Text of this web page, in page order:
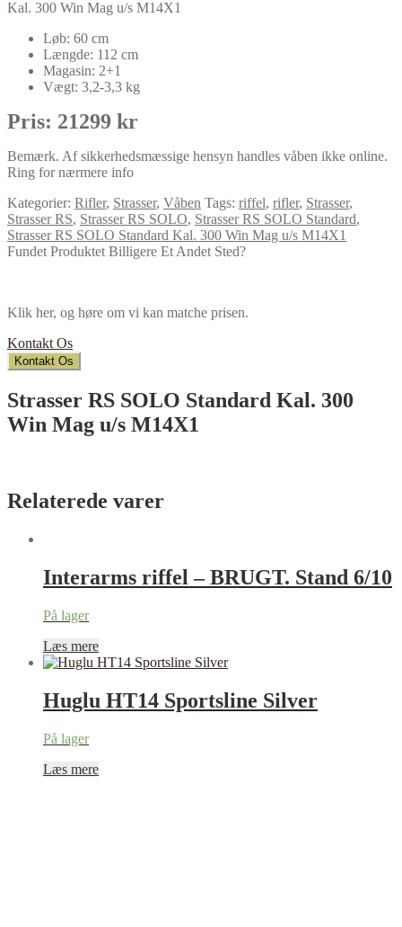
Kal. 300 Win Mag u/s M14X1
Løb: 60 cm
Længde: 112 cm
Magasin: 2+1
Vægt: 3,2-3,3 kg
Pris: 21299 kr
Bemærk. Af sikkerhedsmæssige hensyn handles våben ikke online.
Ring for nærmere info
Kategorier: Rifler, Strasser, Våben Tags: riffel, rifler, Strasser,
Strasser RS, Strasser RS SOLO, Strasser RS SOLO Standard,
Strasser RS SOLO Standard Kal. 300 Win Mag u/s M14X1
Fundet Produktet Billigere Et Andet Sted?
Klik her, og høre om vi kan matche prisen.
Kontakt Os
Kontakt Os
Strasser RS SOLO Standard Kal. 300
Win Mag u/s M14X1
Relaterede varer
Interarms riffel – BRUGT. Stand 6/10
På lager
Læs mere
Huglu HT14 Sportsline Silver
På lager
Læs mere